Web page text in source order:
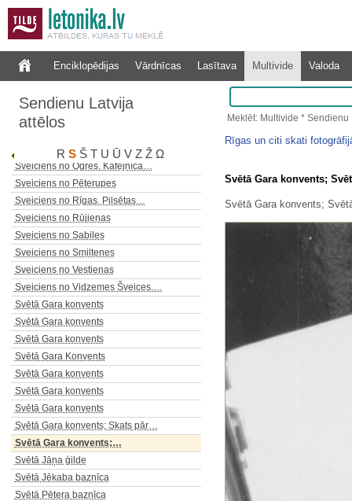
Enciklopēdijas Vārdnīcas Lasītava Multivide Valoda
Sendienu Latvija
attēlos
R S Š T U Ū V Z Ž Ω
Sveiciens no Liepājas. Graudu…
Sveiciens no Liepājas. Jaunā…
Sveiciens no Liepājas.…
Sveiciens no Liepājas. Lielā iela
Sveiciens no Liepājas. Osta
Sveiciens no Liepājas. Ostas…
Sveiciens no Liepājas.…
Sveiciens no Ogres. Kafejnīca…
Sveiciens no Pēterupes
Sveiciens no Rīgas. Pilsētas…
Sveiciens no Rūjienas
Sveiciens no Sabiles
Sveiciens no Smiltenes
Sveiciens no Vestienas
Sveiciens no Vidzemes Šveices.…
Svētā Gara konvents
Svētā Gara konvents
Svētā Gara konvents
Svētā Gara Konvents
Svētā Gara konvents
Svētā Gara konvents
Svētā Gara konvents
Svētā Gara konvents; Skats pār…
Svētā Gara konvents;…
Svētā Jāņa ģilde
Svētā Jēkaba baznīca
Svētā Pētera baznīca
Meklēt: Multivide * Sendienu
Rīgas un citi skati
Svētā Gara konvents;
Svētā Gara konvents;